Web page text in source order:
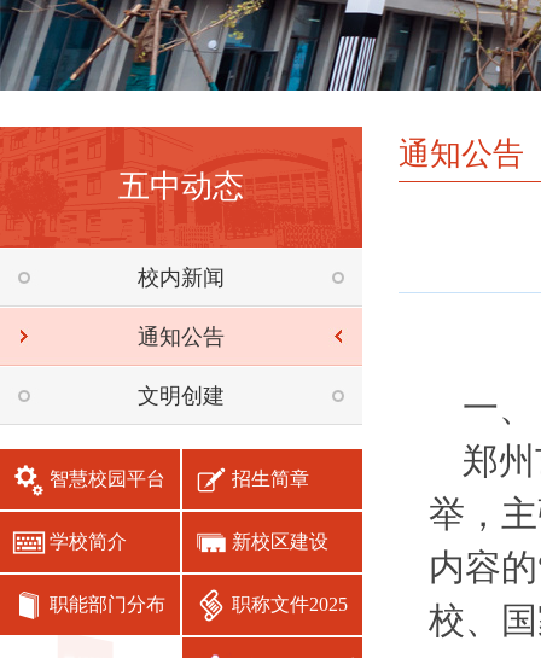
五中动态
校内新闻
通知公告
文明创建
智慧校园平台 招生简章
学校简介 新校区建设
职能部门分布 职称文件2025
通知公告
一
郑
举，
内容
校、